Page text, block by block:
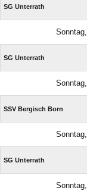
SG Unterrath
SG Unterrath
SSV Bergisch Born
SG Unterrath